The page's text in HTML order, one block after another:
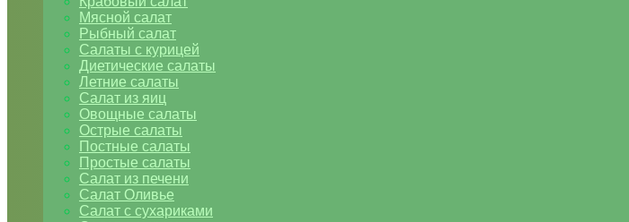
Мясной салат
Рыбный салат
Салаты с курицей
Диетические салаты
Летние салаты
Салат из яиц
Овощные салаты
Острые салаты
Постные салаты
Простые салаты
Салат из печени
Салат Оливье
Салат с сухариками